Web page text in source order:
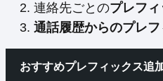
連絡先ごとのプレフ
通話履歴からのプレ
おすすめプレフィックス追